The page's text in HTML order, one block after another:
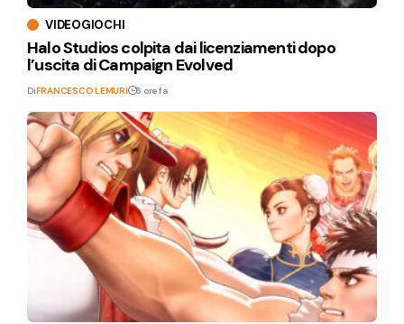
VIDEOGIOCHI
Halo Studios colpita dai licenziamenti dopo
l’uscita di Campaign Evolved
DiFRANCESCO LEMURI 6 ore fa